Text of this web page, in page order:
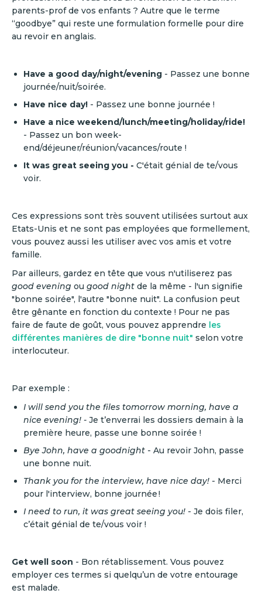
parents-prof de vos enfants ? Autre que le terme
“goodbye” qui reste une formulation formelle pour dire
au revoir en anglais.
Have a good day/night/evening - Passez une bonne
journée/nuit/soirée.
Have nice day! - Passez une bonne journée !
Have a nice weekend/lunch/meeting/holiday/ride!
- Passez un bon week-
end/déjeuner/réunion/vacances/route !
It was great seeing you - C'était génial de te/vous
voir.
Ces expressions sont très souvent utilisées surtout aux
Etats-Unis et ne sont pas employées que formellement,
vous pouvez aussi les utiliser avec vos amis et votre
famille.
Par ailleurs, gardez en tête que vous n'utiliserez pas
good evening ou good night de la même - l'un signifie
"bonne soirée", l'autre "bonne nuit". La confusion peut
être gênante en fonction du contexte ! Pour ne pas
faire de faute de goût, vous pouvez apprendre les
différentes manières de dire "bonne nuit" selon votre
interlocuteur.
Par exemple :
I will send you the files tomorrow morning, have a
nice evening! - Je t’enverrai les dossiers demain à la
première heure, passe une bonne soirée !
Bye John, have a goodnight - Au revoir John, passe
une bonne nuit.
Thank you for the interview, have nice day! - Merci
pour l'interview, bonne journée !
I need to run, it was great seeing you! - Je dois filer,
c’était génial de te/vous voir !
Get well soon - Bon rétablissement. Vous pouvez
employer ces termes si quelqu’un de votre entourage
est malade.